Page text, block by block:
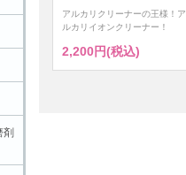
アルカリクリーナーの王様！ア
ルカリイオンクリーナー！
2,200円(税込)
剤